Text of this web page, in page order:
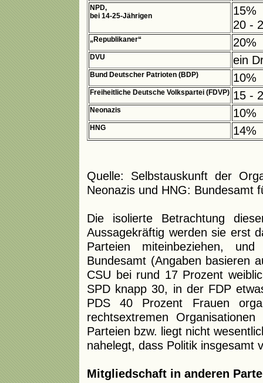
NPD,
bei 14-25-Jährigen
15%
20 -
„Republikaner“ 20%
DVU ein
Bund Deutscher Patrioten (BDP) 10%
Freiheitliche Deutsche Volkspartei (FDVP) 15 -
Neonazis 10%
HNG 14%
Quelle: Selbstauskunft der
Neonazis und HNG: Bundesamt
Die isolierte Betrachtung
Aussagekräftig werden sie erst
Parteien miteinbeziehen,
Bundesamt (Angaben basieren
CSU bei rund 17 Prozent
SPD knapp 30, in der FDP
PDS 40 Prozent Frauen
rechtsextremen
Parteien bzw. liegt nicht
nahelegt, dass Politik insgesamt
Mitgliedschaft in anderen